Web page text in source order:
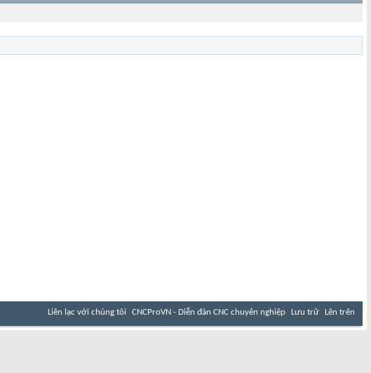
Liên lạc với chúng tôi CNCProVN - Diễn đàn CNC chuyên nghiệp Lưu trữ Lên trên